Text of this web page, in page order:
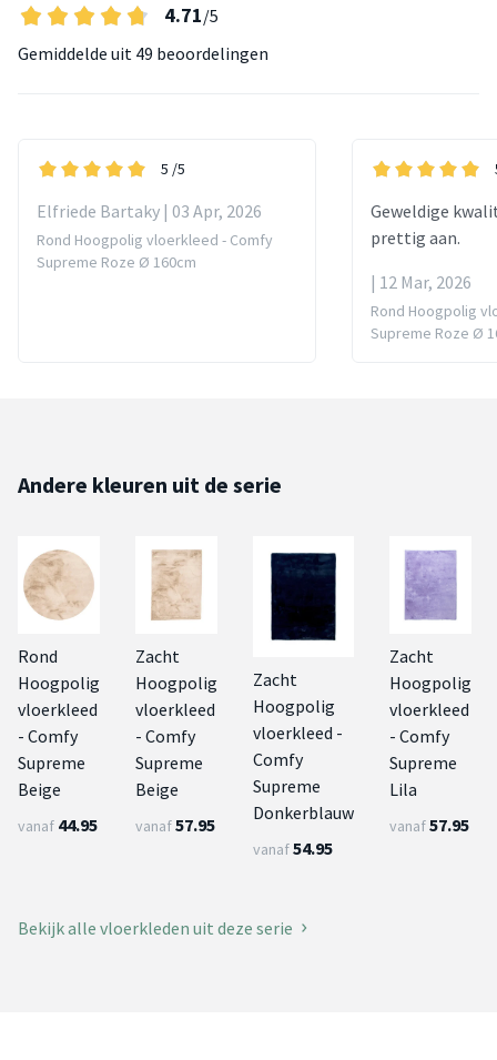
4.71/5
Gemiddelde uit 49 beoordelingen
5 /5
Elfriede Bartaky | 03 Apr, 2026
Rond Hoogpolig vloerkleed - Comfy
Supreme Roze Ø 160cm
Geweldige
prettig aan.
| 12 Mar, 2026
Rond Hoogpolig
Supreme Roze Ø
Andere kleuren uit de serie
Rond
Hoogpolig
vloerkleed
- Comfy
Supreme
Beige
vanaf 44.95
Zacht
Hoogpolig
vloerkleed
- Comfy
Supreme
Beige
vanaf57.95
Zacht
Hoogpolig
vloerkleed -
Comfy
Supreme
Donkerblauw
vanaf54.95
Zacht
Hoogpolig
vloerkleed
- Comfy
Supreme
Lila
vanaf57.95
Bekijk alle vloerkleden uit deze serie